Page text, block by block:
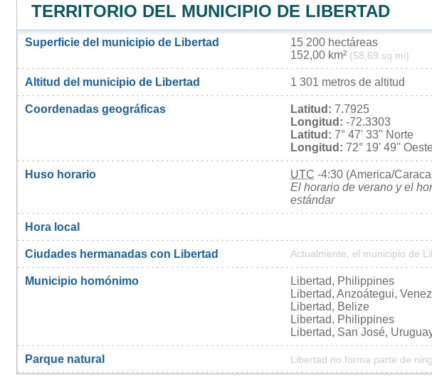
TERRITORIO DEL MUNICIPIO DE LIBERTAD
Superficie del municipio de Libertad
15 200 hectáreas
152,00 km² (58,69 sq mi)
Altitud del municipio de Libertad 1 301 metros de altitud
Coordenadas geográficas Latitud: 7.7925
Longitud: -72.3303
Latitud: 7° 47' 33'' Norte
Longitud: 72° 19' 49''
Huso horario UTC -4:30 (America/
El horario de verano y el
estándar
Hora local
Ciudades hermanadas con Libertad Actualmente, el municipio de
Municipio homónimo
Libertad, Philippines
Libertad, Anzoátegui,
Libertad, Belize
Libertad, Philippines
Libertad, San José,
Parque natural Libertad no forma parte de